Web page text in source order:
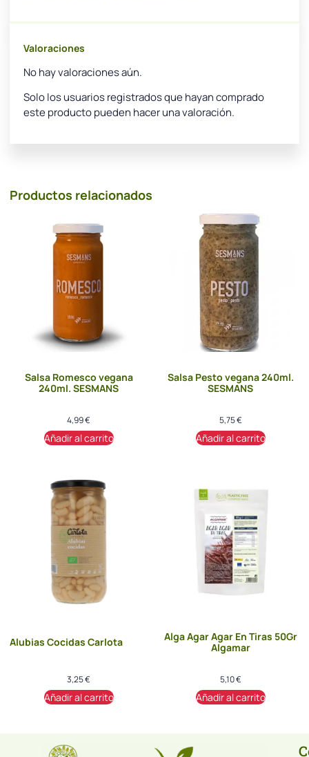
Valoraciones
No hay valoraciones aún.
Solo los usuarios registrados que hayan comprado
este producto pueden hacer una valoración.
Productos relacionados
Salsa Romesco vegana
240ml. SESMANS
4,99€
Añadir al carrito
Salsa Pesto vegana 240ml.
SESMANS
5,75€
Añadir al carrito
Alubias Cocidas Carlota
3,25€
Añadir al carrito
Alga Agar Agar En Tiras 50Gr
Algamar
5,10€
Añadir al carrito